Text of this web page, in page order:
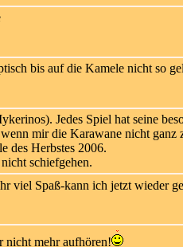
bis auf die Kamele nicht so
Jedes Spiel hat seine
mir die Karawane nicht ganz
des Herbstes 2006.
schiefgehen.
viel Spaß-kann ich jetzt wieder
nicht mehr aufhören!